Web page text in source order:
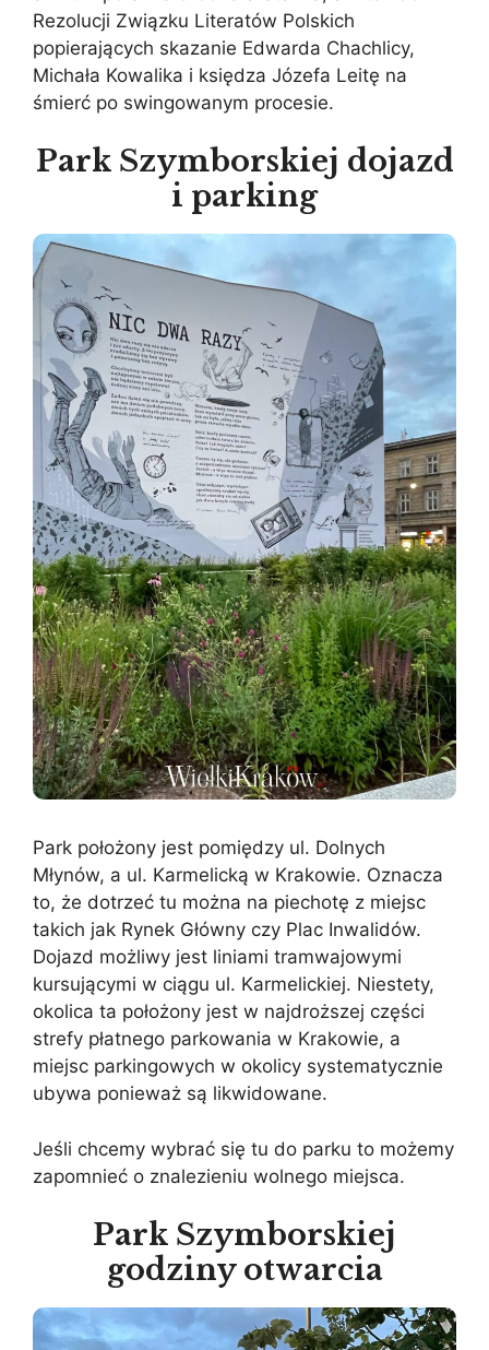
Rezolucji Związku Literatów Polskich
popierających skazanie Edwarda Chachlicy,
Michała Kowalika i księdza Józefa Leitę na
śmierć po swingowanym procesie.
Park Szymborskiej dojazd
i parking
Park położony jest pomiędzy ul. Dolnych
Młynów, a ul. Karmelicką w Krakowie. Oznacza
to, że dotrzeć tu można na piechotę z miejsc
takich jak Rynek Główny czy Plac Inwalidów.
Dojazd możliwy jest liniami tramwajowymi
kursującymi w ciągu ul. Karmelickiej. Niestety,
okolica ta położony jest w najdroższej części
strefy płatnego parkowania w Krakowie, a
miejsc parkingowych w okolicy systematycznie
ubywa ponieważ są likwidowane.
Jeśli chcemy wybrać się tu do parku to możemy
zapomnieć o znalezieniu wolnego miejsca.
Park Szymborskiej
godziny otwarcia